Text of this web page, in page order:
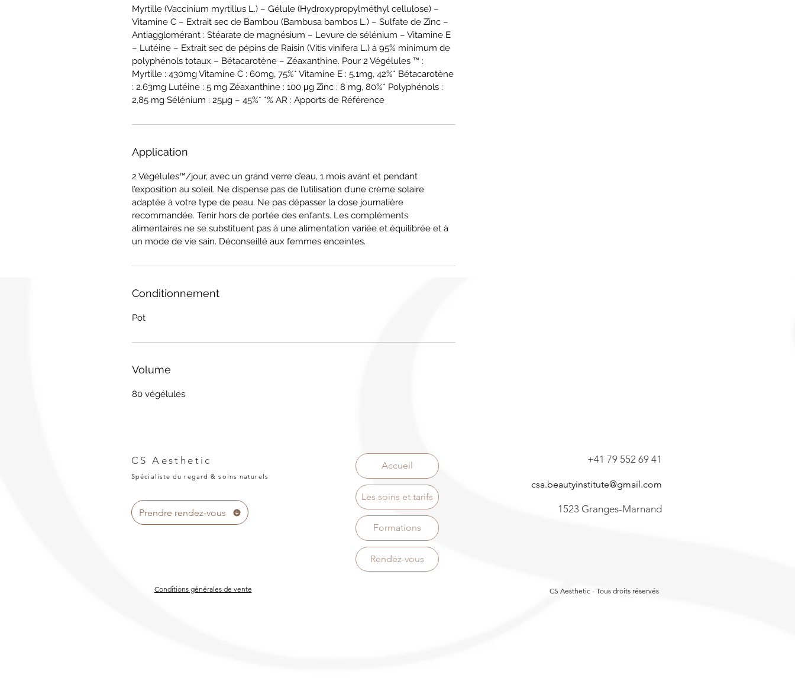
Myrtille (Vaccinium myrtillus L.) – Gélule (Hydroxypropylméthyl cellulose) –
Vitamine C – Extrait sec de Bambou (Bambusa bambos L.) – Sulfate de Zinc –
Antiagglomérant : Stéarate de magnésium – Levure de sélénium – Vitamine E
– Lutéine – Extrait sec de pépins de Raisin (Vitis vinifera L.) à 95% minimum de
polyphénols totaux – Bétacarotène – Zéaxanthine. Pour 2 Végélules ™ :
Myrtille : 430mg Vitamine C : 60mg, 75%* Vitamine E : 5.1mg, 42%* Bétacarotène
: 2.63mg Lutéine : 5 mg Zéaxanthine : 100 μg Zinc : 8 mg, 80%* Polyphénols :
2,85 mg Sélénium : 25µg – 45%* *% AR : Apports de Référence
Application
2 Végélules™/jour, avec un grand verre d’eau, 1 mois avant et pendant
l’exposition au soleil. Ne dispense pas de l’utilisation d’une crème solaire
adaptée à votre type de peau. Ne pas dépasser la dose journalière
recommandée. Tenir hors de portée des enfants. Les compléments
alimentaires ne se substituent pas à une alimentation variée et équilibrée et à
un mode de vie sain. Déconseillé aux femmes enceintes.
Conditionnement
Pot
Volume
80 végélules
CS Aesthetic
Spécialiste du regard & soins naturels
+41 79 552 69 41
csa.beautyinstitute@gmail.com
1523 Granges-Marnand
Conditions générales de vente
Prendre rendez-vous
Accueil
Les soins et tarifs
Formations
Rendez-vous
CS Aesthetic - Tous droits réservés